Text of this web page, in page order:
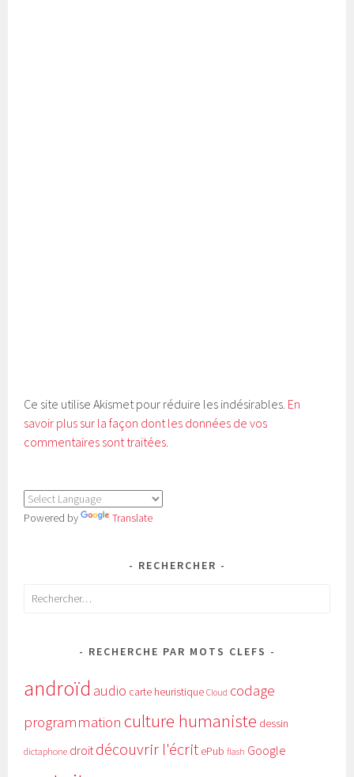
Ce site utilise Akismet pour réduire les indésirables. En
savoir plus sur la façon dont les données de vos
commentaires sont traitées.
Powered by Translate
RECHERCHER
Rechercher :
RECHERCHE PAR MOTS CLEFS
androïd audio carte heuristique Cloud codage
programmation culture humaniste dessin
dictaphone droit découvrir l'écrit ePub flash Google